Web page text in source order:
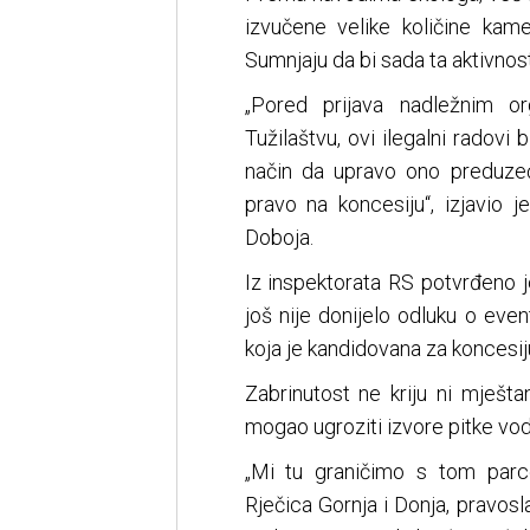
izvučene velike količine
Sumnjaju da bi sada ta
„Pored prijava nadležnim
Tužilaštvu, ovi ilegalni radovi
način da upravo ono
pravo na koncesiju“, izjavio
Doboja.
Iz inspektorata RS potvrđeno
još nije donijelo odluku o
koja je kandidovana za
Zabrinutost ne kriju ni
mogao ugroziti izvore pitke
„Mi tu graničimo s tom
Rječica Gornja i Donja,